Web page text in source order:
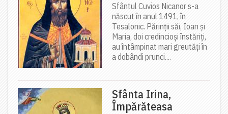
Sfântul Cuvios Nicanor s-a
născut în anul 1491, în
Tesalonic. Părinții săi, Ioan și
Maria, doi credincioși înstăriți,
au întâmpinat mari greutăți în
a dobândi prunci....
Sfânta Irina,
Împărăteasa